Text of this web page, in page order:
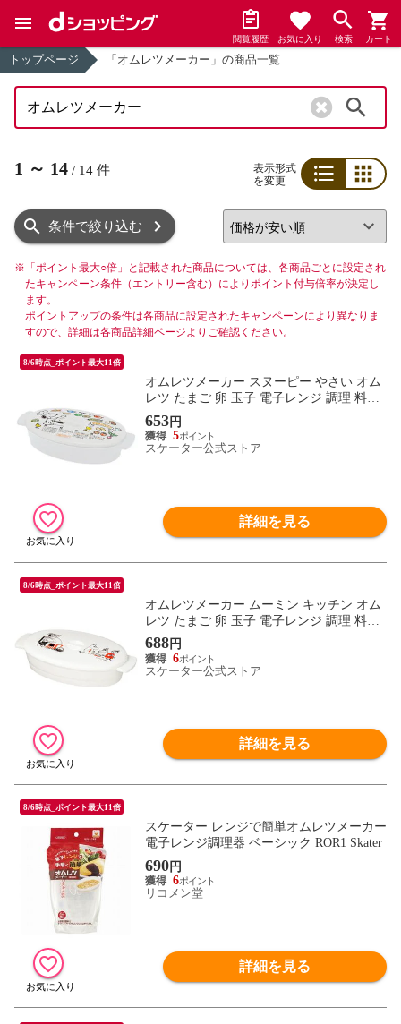
閲覧履歴 お気に入り 検索 カート
トップページ 「オムレツメーカー」の商品一覧
1 ～ 14 / 14 件
表示形式
を変更
条件で絞り込む
※ 「ポイント最大○倍」と記載された商品については、各商品ごとに設定され
たキャンペーン条件（エントリー含む）によりポイント付与倍率が決定し
ます。
ポイントアップの条件は各商品に設定されたキャンペーンにより異なりま
すので、詳細は各商品詳細ページよりご確認ください。
8/6時点_ポイント最大11倍
オムレツメーカー スヌーピー やさい オム
レツ たまご 卵 玉子 電子レンジ 調理 料理
食事 電子レンジ調理シリーズ キャラクタ
ー ROR1 skater スケーター
653円
5
スケーター公式ストア
詳細を見る
8/6時点_ポイント最大11倍
オムレツメーカー ムーミン キッチン オム
レツ たまご 卵 玉子 電子レンジ 調理 料理
食事 電子レンジ調理シリーズ キャラクタ
ー ROR1 skater スケーター
688円
6
スケーター公式ストア
詳細を見る
8/6時点_ポイント最大11倍
スケーター レンジで簡単オムレツメーカー
電子レンジ調理器 ベーシック ROR1 Skater
690円
6
リコメン堂
詳細を見る